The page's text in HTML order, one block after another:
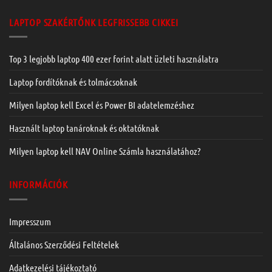
LAPTOP SZAKÉRTŐNK LEGFRISSEBB CIKKEI
Top 3 legjobb laptop 400 ezer forint alatt üzleti használatra
Laptop fordítóknak és tolmácsoknak
Milyen laptop kell Excel és Power BI adatelemzéshez
Használt laptop tanároknak és oktatóknak
Milyen laptop kell NAV Online Számla használatához?
INFORMÁCIÓK
Impresszum
Általános Szerződési Feltételek
Adatkezelési tájékoztató